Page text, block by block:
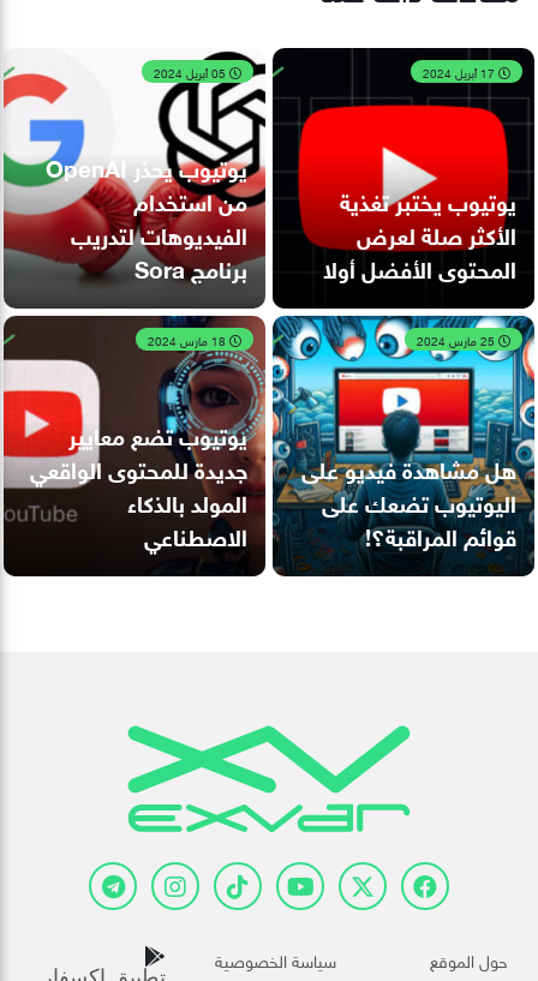
يوتيوب يختبر تغذية
الأكثر صلة لعرض
المحتوى الأفضل أولا
يوتيوب يحذر OpenAI
من استخدام
الفيديوهات لتدريب
برنامج Sora
هل مشاهدة فيديو على
اليوتيوب تضعك على
قوائم المراقبة؟!
يوتيوب تضع معايير
جديدة للمحتوى الواقعي
المولد بالذكاء
الاصطناعي
حول الموقع سياسة الخصوصية